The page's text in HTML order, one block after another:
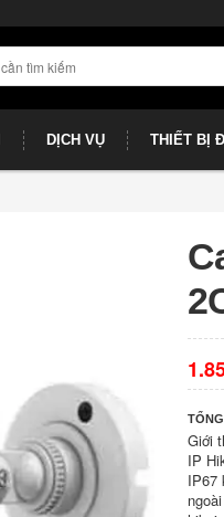
DỊCH VỤ THIẾT BỊ
Giới
IP
IP67